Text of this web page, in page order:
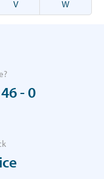
V W
- 0